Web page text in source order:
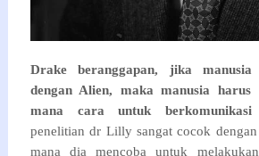
Drake beranggapan, jika manusia
dengan Alien, maka manusia harus
mana cara untuk berkomunikasi
penelitian dr Lilly sangat cocok
mana dia mencoba untuk